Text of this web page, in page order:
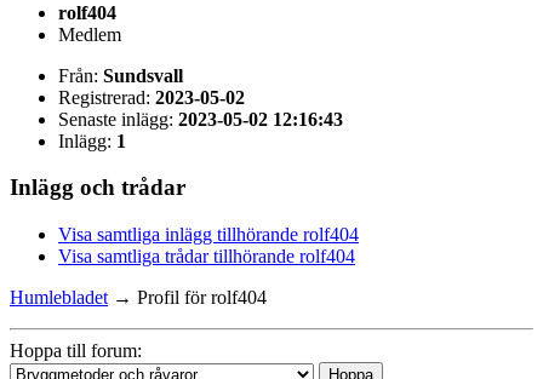
rolf404
Medlem
Från: Sundsvall
Registrerad: 2023-05-02
Senaste inlägg: 2023-05-02 12:16:43
Inlägg: 1
Inlägg och trådar
Visa samtliga inlägg tillhörande rolf404
Visa samtliga trådar tillhörande rolf404
Humlebladet → Profil för rolf404
Hoppa till forum: